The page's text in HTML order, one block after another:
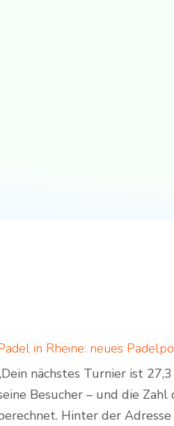
nächstes Turnier ist
Besucher – und die
Hinter der